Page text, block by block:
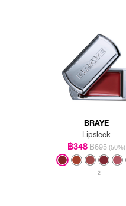
BRAYE
Lipsleek
฿348฿695 (50%)
+2